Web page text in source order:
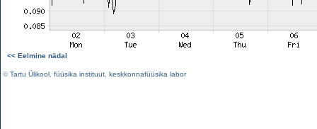
<< Eelmine nädal
©Tartu Ülikool füüsika instituut keskkonnafüüsika labor